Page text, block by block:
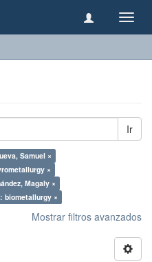
Ir
Samuel ×
×
Magaly ×
biometallurgy ×
Mostrar filtros avanzados